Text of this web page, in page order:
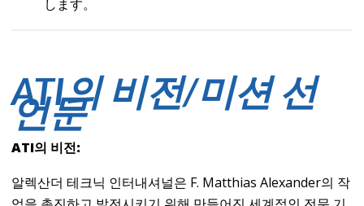
します。
ATI의 비전/미션 선
언문
ATI의 비전:
알렉산더 테크닉 인터내셔널은 F. Matthias Alexander의 작